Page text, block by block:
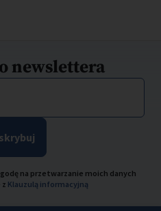
newslettera
na przetwarzanie moich danych
Klauzulą informacyjną